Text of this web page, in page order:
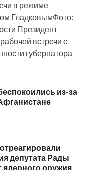
в режиме
ГладковымФото:
Президент
встречи с
губернатора
из-за
депутата Рады
ядерного оружия